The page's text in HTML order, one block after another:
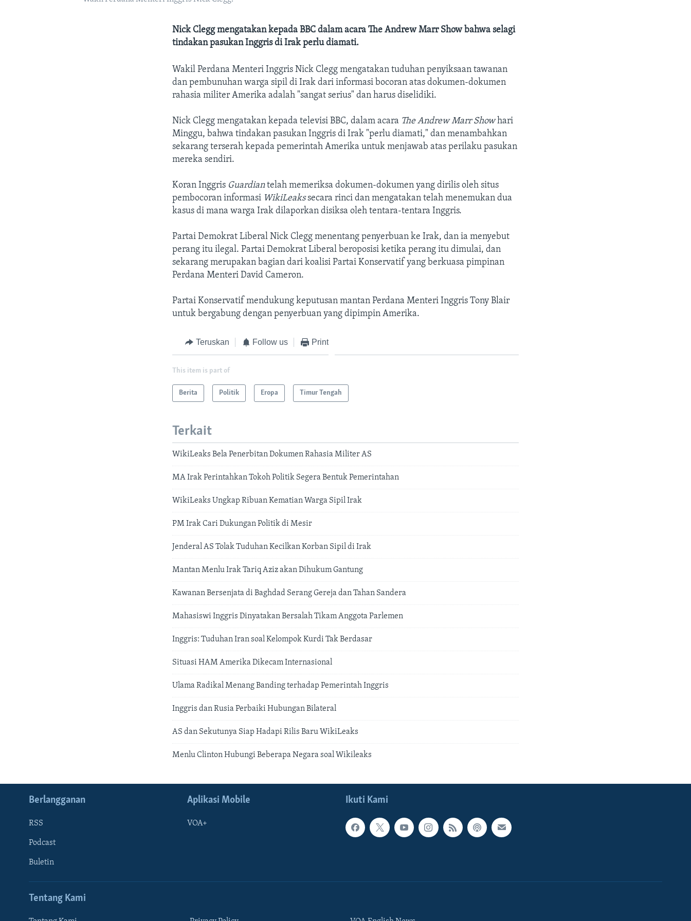
Nick Clegg mengatakan kepada BBC dalam acara The Andrew Marr Show bahwa selagi
tindakan pasukan Inggris di Irak perlu diamati.
Wakil Perdana Menteri Inggris Nick Clegg mengatakan tuduhan penyiksaan tawanan
dan pembunuhan warga sipil di Irak dari informasi bocoran atas dokumen-dokumen
rahasia militer Amerika adalah "sangat serius" dan harus diselidiki.
Nick Clegg mengatakan kepada televisi BBC, dalam acara The Andrew Marr Showhari
Minggu, bahwa tindakan pasukan Inggris di Irak "perlu diamati," dan menambahkan
sekarang terserah kepada pemerintah Amerika untuk menjawab atas perilaku pasukan
mereka sendiri.
Koran Inggris Guardiantelah memeriksa dokumen-dokumen yang dirilis oleh situs
pembocoran informasi WikiLeakssecara rinci dan mengatakan telah menemukan dua
kasus di mana warga Irak dilaporkan disiksa oleh tentara-tentara Inggris.
Partai Demokrat Liberal Nick Clegg menentang penyerbuan ke Irak, dan ia menyebut
perang itu ilegal. Partai Demokrat Liberal beroposisi ketika perang itu dimulai, dan
sekarang merupakan bagian dari koalisi Partai Konservatif yang berkuasa pimpinan
Perdana Menteri David Cameron.
Partai Konservatif mendukung keputusan mantan Perdana Menteri Inggris Tony Blair
untuk bergabung dengan penyerbuan yang dipimpin Amerika.
Teruskan Follow us Print
This item is part of
Berita Politik Eropa Timur Tengah
Terkait
WikiLeaks Bela Penerbitan Dokumen Rahasia Militer AS
MA Irak Perintahkan Tokoh Politik Segera Bentuk Pemerintahan
WikiLeaks Ungkap Ribuan Kematian Warga Sipil Irak
PM Irak Cari Dukungan Politik di Mesir
Jenderal AS Tolak Tuduhan Kecilkan Korban Sipil di Irak
Mantan Menlu Irak Tariq Aziz akan Dihukum Gantung
Kawanan Bersenjata di Baghdad Serang Gereja dan Tahan Sandera
Mahasiswi Inggris Dinyatakan Bersalah Tikam Anggota Parlemen
Inggris: Tuduhan Iran soal Kelompok Kurdi Tak Berdasar
Situasi HAM Amerika Dikecam Internasional
Ulama Radikal Menang Banding terhadap Pemerintah Inggris
Inggris dan Rusia Perbaiki Hubungan Bilateral
AS dan Sekutunya Siap Hadapi Rilis Baru WikiLeaks
Menlu Clinton Hubungi Beberapa Negara soal Wikileaks
Ikuti Kami
Berlangganan
RSS
Podcast
Buletin
Aplikasi Mobile
VOA+
Tentang Kami